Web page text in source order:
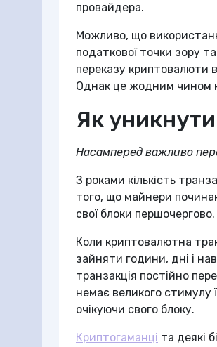
провайдера.
Можливо, що
податкової точки зору
переказу криптовалюти
Однак це жодним чином
Як
Насамперед важливо
З роками кількість
того, що майнери
свої блоки першочергово.
Коли криптовалютна
зайняти години, дні і
транзакція постійно
немає великого стимулу
очікуючи свого блоку.
Криптогаманці та деякі